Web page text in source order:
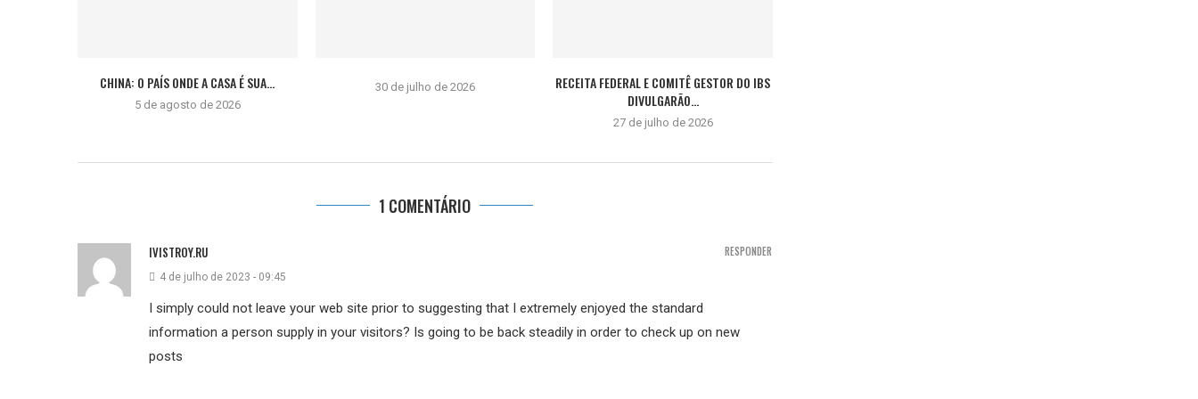
CHINA: O PAÍS ONDE A CASA É SUA...
5 de agosto de 2026
30 de julho de 2026
RECEITA FEDERAL E COMITÊ GESTOR DO IBS
DIVULGARÃO...
27 de julho de 2026
1 COMENTÁRIO
IVISTROY.RU
4 de julho de 2023 - 09:45
I simply could not leave your web site prior to suggesting that I extremely enjoyed the standard
information a person supply in your visitors? Is going to be back steadily in order to check up on new
posts
RESPONDER